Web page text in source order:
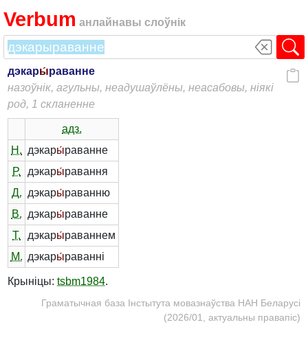
Verbum анлайнавы слоўнік
дэкары́раванне
назоўнік, агульны, неадушаўлёны, неасабовы, ніякі
род, 1 скланенне
адз.
Н. дэкары́раванне
Р.
дэкары́равання
Д. дэкары́раванню
В. дэкары́раванне
Т.
дэкары́раваннем
М. дэкары́раванні
Крыніцы: tsbm1984.
Граматычная база Інстытута мовазнаўства НАН Беларусі
(2026/01, актуальны правапіс)